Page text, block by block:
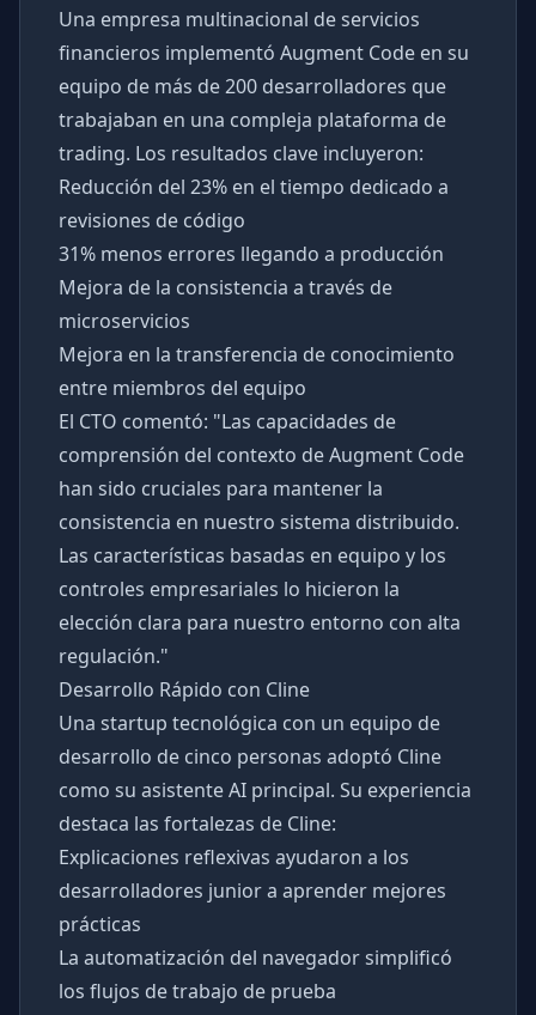
Una empresa multinacional de servicios
financieros implementó Augment Code en su
equipo de más de 200 desarrolladores que
trabajaban en una compleja plataforma de
trading. Los resultados clave incluyeron:
Reducción del 23% en el tiempo dedicado a
revisiones de código
31% menos errores llegando a producción
Mejora de la consistencia a través de
microservicios
Mejora en la transferencia de conocimiento
entre miembros del equipo
El CTO comentó: "Las capacidades de
comprensión del contexto de Augment Code
han sido cruciales para mantener la
consistencia en nuestro sistema distribuido.
Las características basadas en equipo y los
controles empresariales lo hicieron la
elección clara para nuestro entorno con alta
regulación."
Desarrollo Rápido con Cline
Una startup tecnológica con un equipo de
desarrollo de cinco personas adoptó Cline
como su asistente AI principal. Su experiencia
destaca las fortalezas de Cline:
Explicaciones reflexivas ayudaron a los
desarrolladores junior a aprender mejores
prácticas
La automatización del navegador simplificó
los flujos de trabajo de prueba